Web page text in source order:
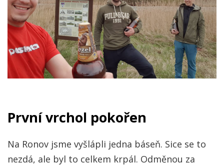
První vrchol pokořen
Na Ronov jsme vyšlápli jedna báseň. Sice se to
nezdá, ale byl to celkem krpál. Odměnou za